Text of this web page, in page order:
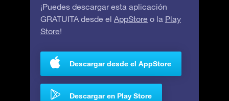
¡Puedes descargar esta aplicación
GRATUITA desde el AppStore o la Play
Store!
Descargar desde el AppStore
Descargar en Play Store